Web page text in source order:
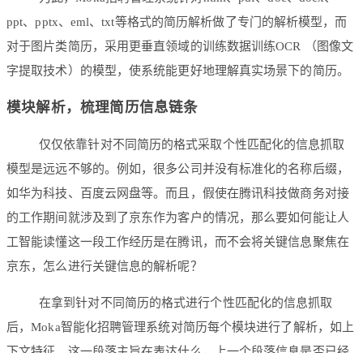
ppt、pptx、eml、txt等格式的简历解析做了专门的解析模型，而
对于图片类简历，采用更垂直领域的训练数据训练OCR （图像文
字提取技术）的模型，使系统能更好地理解真实场景下的简历。
模块解析，梳理简历信息链条
仅仅依靠针对不同简历的格式采取个性匹配化的信息抓取
模型是远远不够的。例如，很多公司并没有标准化的名称后缀，
如华为科技、百度云网盘等。而且，假使在腾讯科技做商务对接
的工作期间就涉及到了京东作为客户的情况，那么要如何能让人
工智能读懂这一段工作经历是在腾讯，而不会将关键信息聚焦在
京东，怎么进行关键信息的解析呢？
在拿到针对不同简历的格式进行个性匹配化的信息抓取
后，Moka智能化招聘管理系统对简历每个模块进行了解析，如上